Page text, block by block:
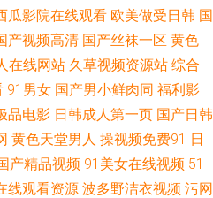
成人18 91人妻字幕 午夜福利视频1 国
碰激情在线 日韩成人综合网 韩国三级大
草逼 一本道ab在线 久草资源站AV 五月
九一豆花网站 另类性爱综合 日韩V视频
瓜影院在线观看 欧美做受日韩 国
产视频高清 国产丝袜一区 黄色
在线网站 久草视频资源站 综合
91男女 国产男小鲜肉同 福利影
品电影 日韩成人第一页 国产日韩
黄色天堂男人 操视频免费91 日
产精品视频 91美女在线视频 51
线观看资源 波多野洁衣视频 污网